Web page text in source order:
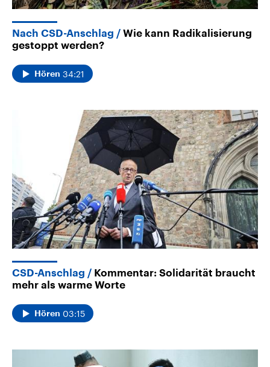
Nach CSD-Anschlag
Wie kann Radikalisierung
gestoppt werden?
Hören 34:21
CSD-Anschlag
Kommentar: Solidarität braucht
mehr als warme Worte
Hören 03:15